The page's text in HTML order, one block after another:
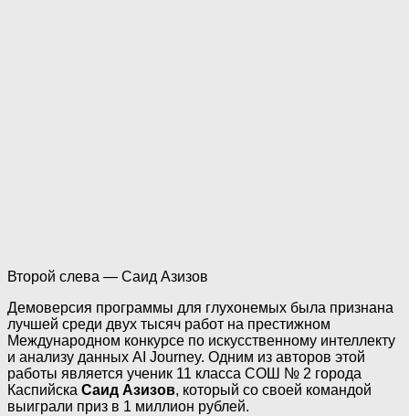
Второй слева — Саид Азизов
Демоверсия программы для глухонемых была признана
лучшей среди двух тысяч работ на престижном
Международном конкурсе по искусственному интеллекту
и анализу данных AI Journey. Одним из авторов этой
работы является ученик 11 класса СОШ № 2 города
Каспийска Саид Азизов, который со своей командой
выиграли приз в 1 миллион рублей.